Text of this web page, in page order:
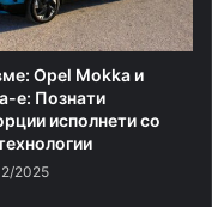
Opel Mokka и
e: Познати
исполнети со
2025